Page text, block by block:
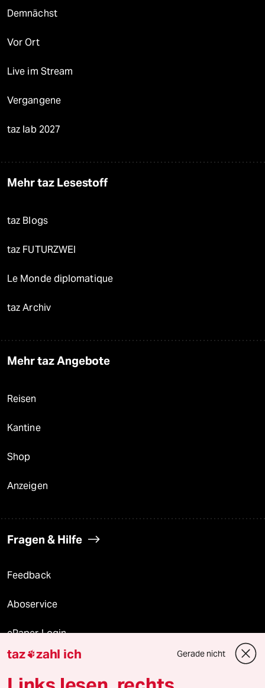
Demnächst
Vor Ort
Live im Stream
Vergangene
taz lab 2027
Mehr taz Lesestoff
taz Blogs
taz FUTURZWEI
Le Monde diplomatique
taz Archiv
Mehr taz Angebote
Reisen
Kantine
Shop
Anzeigen
Fragen & Hilfe
Feedback
Aboservice
ePaper Login
Downloads für Abonnierende
taz zahl ich Gerade nicht